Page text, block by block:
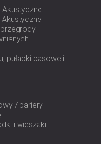
Akustyczne
pułapki basowe i
/ bariery
i wieszaki